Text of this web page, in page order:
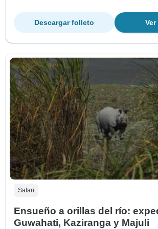
Descargar folleto
Safari
Ensueño a orillas del río:
Guwahati, Kaziranga y Majuli